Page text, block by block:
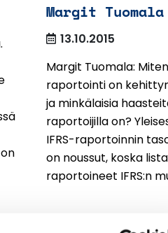
Margit Tuomala
13.10.2015
Margit Tuomala: Miten
raportointi on
ja minkälaisia
raportoijilla on?
IFRS-raportoinnin
on noussut, koska
raportoineet IFRS:n